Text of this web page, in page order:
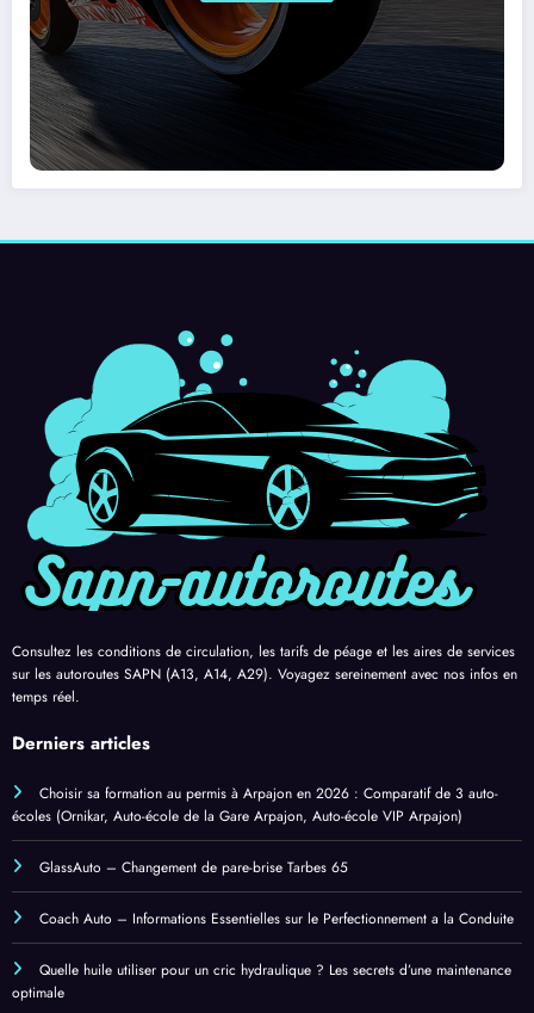
Consultez les conditions de circulation, les tarifs de péage et les aires de services
sur les autoroutes SAPN (A13, A14, A29). Voyagez sereinement avec nos infos en
temps réel.
Derniers articles
Choisir sa formation au permis à Arpajon en 2026 : Comparatif de 3 auto-
écoles (Ornikar, Auto-école de la Gare Arpajon, Auto-école VIP Arpajon)
GlassAuto – Changement de pare-brise Tarbes 65
Coach Auto – Informations Essentielles sur le Perfectionnement a la Conduite
Quelle huile utiliser pour un cric hydraulique ? Les secrets d’une maintenance
optimale